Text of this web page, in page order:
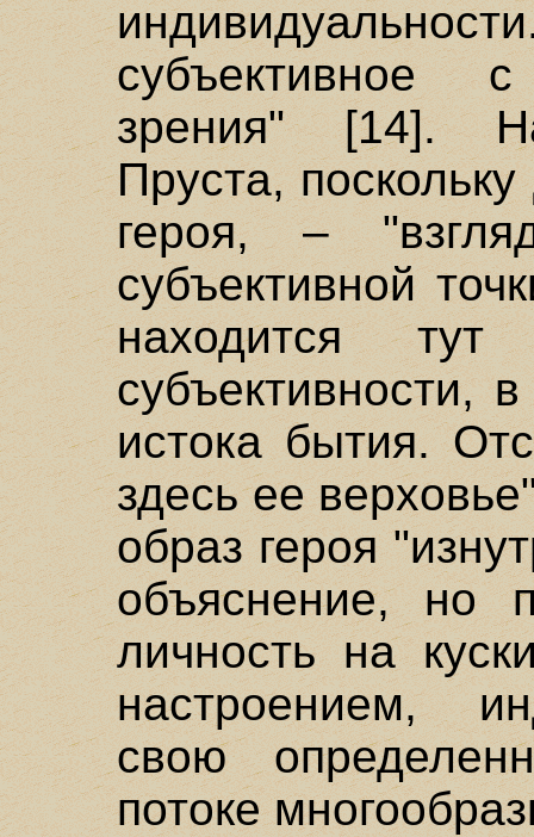
субъективное
зрения" [14].
Пруста,
героя, –
субъективной
находится
субъективности,
истока бытия.
здесь ее
образ героя
объяснение, но
личность на
настроением,
свою
потоке